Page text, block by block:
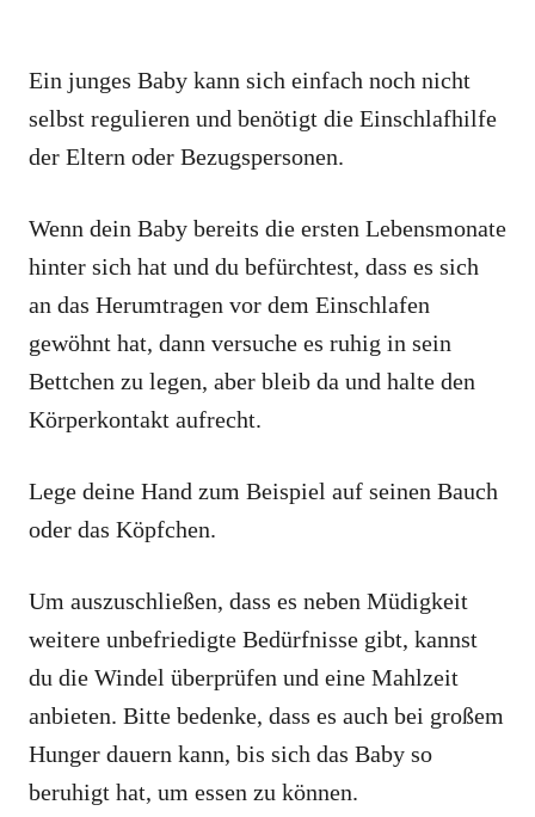
Ein junges Baby kann sich einfach noch nicht
selbst regulieren und benötigt die Einschlafhilfe
der Eltern oder Bezugspersonen.
Wenn dein Baby bereits die ersten Lebensmonate
hinter sich hat und du befürchtest, dass es sich
an das Herumtragen vor dem Einschlafen
gewöhnt hat, dann versuche es ruhig in sein
Bettchen zu legen, aber bleib da und halte den
Körperkontakt aufrecht.
Lege deine Hand zum Beispiel auf seinen Bauch
oder das Köpfchen.
Um auszuschließen, dass es neben Müdigkeit
weitere unbefriedigte Bedürfnisse gibt, kannst
du die Windel überprüfen und eine Mahlzeit
anbieten. Bitte bedenke, dass es auch bei großem
Hunger dauern kann, bis sich das Baby so
beruhigt hat, um essen zu können.